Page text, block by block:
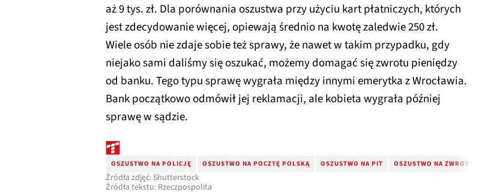
aż 9 tys. zł. Dla porównania oszustwa przy użyciu kart płatniczych, których
jest zdecydowanie więcej, opiewają średnio na kwotę zaledwie 250 zł.
Wiele osób nie zdaje sobie też sprawy, że nawet w takim przypadku, gdy
niejako sami daliśmy się oszukać, możemy domagać się zwrotu pieniędzy
od banku. Tego typu sprawę wygrała między innymi emerytka z Wrocławia.
Bank początkowo odmówił jej reklamacji, ale kobieta wygrała później
sprawę w sądzie.
OSZUSTWO NA POLICJĘ OSZUSTWO NA POCZTĘ POLSKĄ OSZUSTWO NA PIT OSZUSTWO NA ZWROT PODATKU
Źródła zdjęć: Shutterstock
Źródła tekstu: Rzeczpospolita